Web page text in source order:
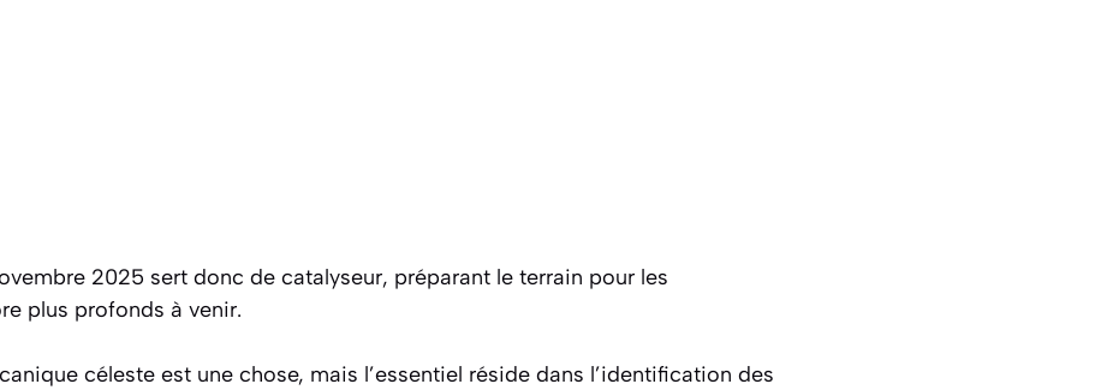
2025 sert donc de catalyseur, préparant le terrain pour les
plus profonds à venir.
céleste est une chose, mais l’essentiel réside dans l’identification des